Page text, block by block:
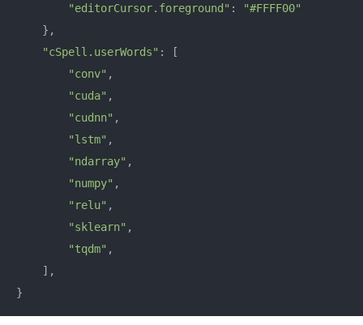
"editorCursor.foreground" :
"#FFFF00"
    },
"cSpell.userWords" : [
"conv" ,
"cuda" ,
"cudnn" ,
"lstm" ,
"ndarray" ,
"numpy" ,
"relu" ,
"sklearn" ,
"tqdm" ,
    ],
}